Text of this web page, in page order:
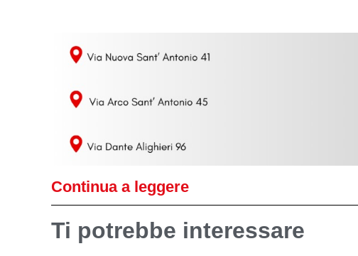
Continua a leggere
Ti potrebbe interessare